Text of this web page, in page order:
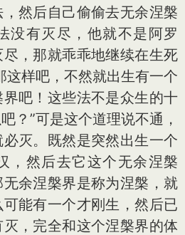
然后自己偷偷去无余涅槃
没有灭尽，他就不是阿罗
，那就乖乖地继续在生死
这样吧，不然就出生有一个
吧！这些法不是众生的十
？”可是这个道理说不通，
灭。既然是突然出生一个
，然后去它这个无余涅槃
余涅槃界是称为涅槃，就
能有一个才刚生，然后已
，完全和这个涅槃界的体